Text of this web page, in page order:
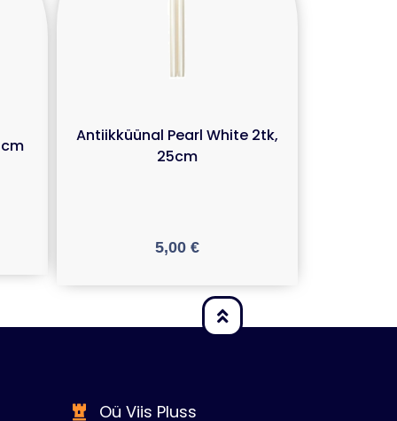
Antiikküünal Pearl White 2tk,
25cm
5,00 €
Oü Viis Pluss